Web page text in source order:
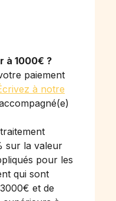
à 1000€ ?
paiement
à notre
sur la valeur
pour les
qui sont
et de